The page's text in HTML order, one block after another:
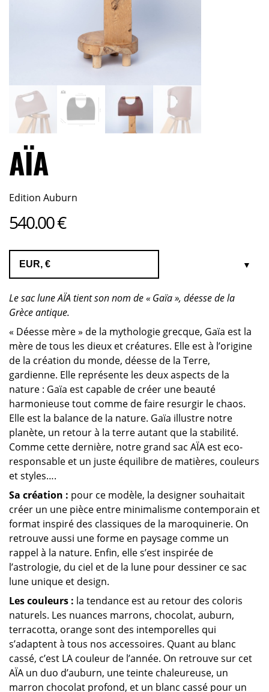
AÏA
Edition Auburn
540.00€
Le sac lune AÏA tient son nom de « Gaïa », déesse de la
Grèce antique.
« Déesse mère » de la mythologie grecque, Gaïa est la
mère de tous les dieux et créatures. Elle est à l’origine
de la création du monde, déesse de la Terre,
gardienne. Elle représente les deux aspects de la
nature : Gaïa est capable de créer une beauté
harmonieuse tout comme de faire resurgir le chaos.
Elle est la balance de la nature. Gaïa illustre notre
planète, un retour à la terre autant que la stabilité.
Comme cette dernière, notre grand sac AÏA est eco-
responsable et un juste équilibre de matières, couleurs
et styles….
Sa création : pour ce modèle, la designer souhaitait
créer un une pièce entre minimalisme contemporain et
format inspiré des classiques de la maroquinerie. On
retrouve aussi une forme en paysage comme un
rappel à la nature. Enfin, elle s’est inspirée de
l’astrologie, du ciel et de la lune pour dessiner ce sac
lune unique et design.
Les couleurs : la tendance est au retour des coloris
naturels. Les nuances marrons, chocolat, auburn,
terracotta, orange sont des intemporelles qui
s’adaptent à tous nos accessoires. Quant au blanc
cassé, c’est LA couleur de l’année. On retrouve sur cet
AÏA un duo d’auburn, une teinte chaleureuse, un
marron chocolat profond, et un blanc cassé pour un